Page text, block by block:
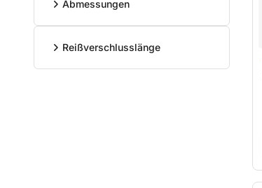
Abmessungen
Reißverschlusslänge